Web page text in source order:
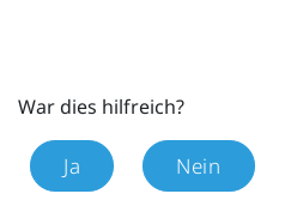
War dies hilfreich?
Ja Nein